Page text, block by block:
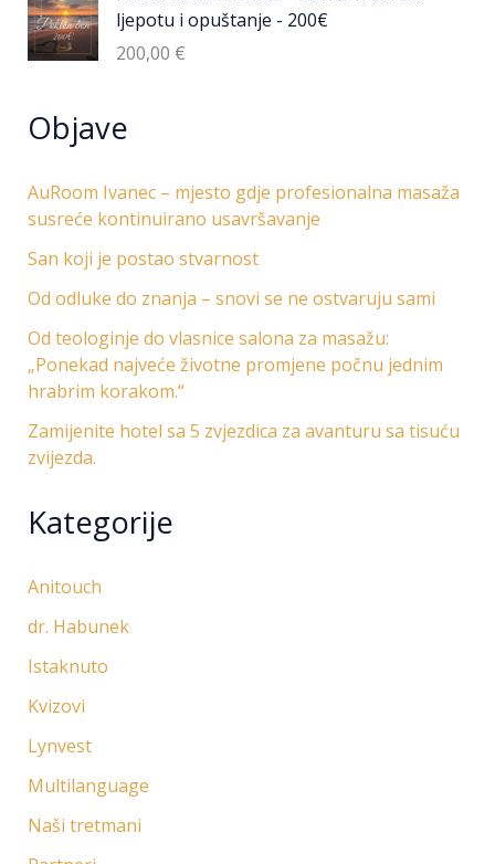
ljepotu i opuštanje - 200€
200,00 €
Objave
AuRoom Ivanec – mjesto gdje profesionalna masaža
susreće kontinuirano usavršavanje
San koji je postao stvarnost
Od odluke do znanja – snovi se ne ostvaruju sami
Od teologinje do vlasnice salona za masažu:
„Ponekad najveće životne promjene počnu jednim
hrabrim korakom.“
Zamijenite hotel sa 5 zvjezdica za avanturu sa tisuću
zvijezda.
Kategorije
Anitouch
dr. Habunek
Istaknuto
Kvizovi
Lynvest
Multilanguage
Naši tretmani